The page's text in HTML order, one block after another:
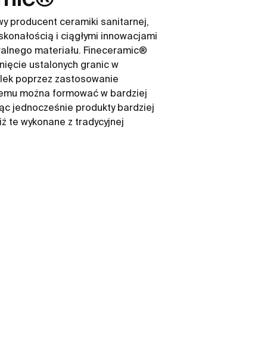
producent ceramiki sanitarnej,
i ciągłymi innowacjami
materiału. Fineceramic®
ustalonych granic w
poprzez zastosowanie
można formować w bardziej
jednocześnie produkty bardziej
te wykonane z tradycyjnej